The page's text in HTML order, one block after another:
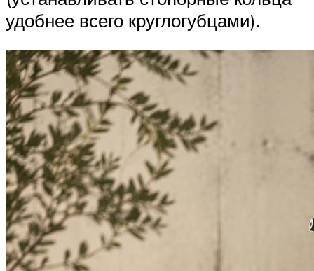
удобнее всего круглогубцами).